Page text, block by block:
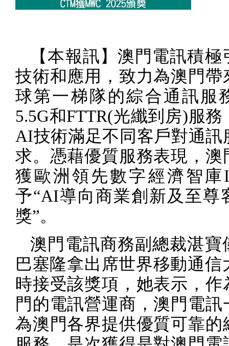
【本報訊】澳門電訊積
技術和應用，致力為澳門帶
球第一梯隊的綜合通訊服
5.5G和FTTR(光纖到房)服務
AI技術滿足不同客戶對通訊
求。憑藉優質服務表現，澳
獲歐洲領先數字經濟智庫
予“AI導向商業創新及至尊
獎”。
澳門電訊商務副總裁湛寶
巴塞隆拿出席世界移動通信
時接受該獎項，她表示，作
門的電訊營運商，澳門電訊
為澳門各界提供優質可靠的